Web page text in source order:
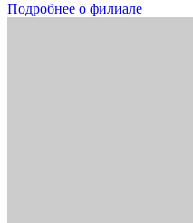
Подробнее о филиале